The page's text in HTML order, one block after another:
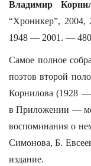
Владимир
“Хроникер”,
1948 — 2001. — 480
Самое полное
поэтов второй
Корнилова (1928 —
в Приложении —
воспоминания о
Симонова, Б.
издание.